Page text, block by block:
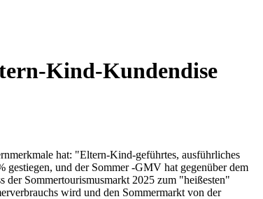
Kind-Kundendise
hat: "Eltern-Kind-geführtes, ausführliches
und der Sommer -GMV hat gegenüber dem
Sommertourismusmarkt 2025 zum "heißesten"
wird und den Sommermarkt von der